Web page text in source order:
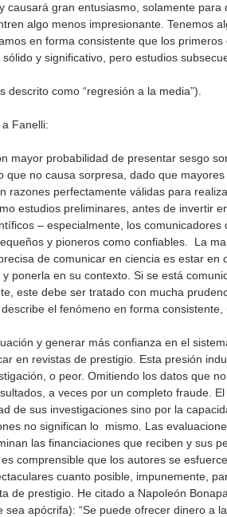
causará gran entusiasmo, solamente para
algo menos impresionante. Tenemos
en forma consistente que los
y significativo, pero estudios
descrito como “regresión a la media”).
Fanelli:
mayor probabilidad de presentar sesgo
que no causa sorpresa, dado que mayores
razones perfectamente válidas para
estudios preliminares, antes de invertir
– especialmente, los
y pioneros como confiables. La
de comunicar en ciencia es estar en
ponerla en su contexto. Si se está
este debe ser tratado con mucha
el fenómeno en forma
y generar más confianza en el
en revistas de prestigio. Esta presión
o peor. Omitiendo los datos que
a veces por un completo fraude.
de sus investigaciones sino por la
no significan lo mismo. Las
las financiaciones que reciben y sus
comprensible que los autores se
cuanto posible, impunemente,
de prestigio. He citado a Napoleón
sea apócrifa): “Se puede ofrecer dinero a